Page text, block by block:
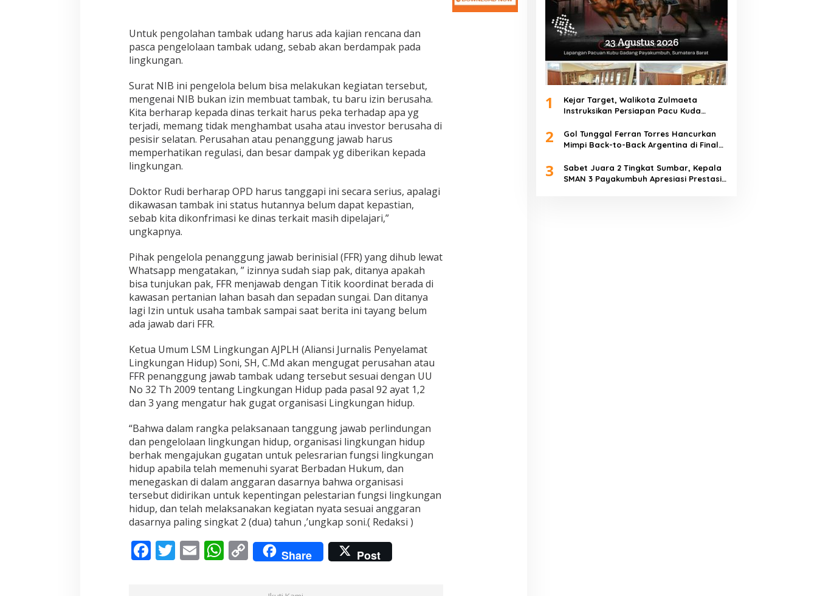
g
u
g
O
l
e
h
L
S
M
g
k
u
n
H
i
d
u
p
Untuk pengolahan tambak udang harus ada kajian rencana dan
pasca pengelolaan tambak udang, sebab akan berdampak pada
lingkungan.
Surat NIB ini pengelola belum bisa melakukan kegiatan tersebut,
mengenai NIB bukan izin membuat tambak, tu baru izin berusaha.
Kita berharap kepada dinas terkait harus peka terhadap apa yg
terjadi, memang tidak menghambat usaha atau investor berusaha di
pesisir selatan. Perusahan atau penanggung jawab harus
memperhatikan regulasi, dan besar dampak yg diberikan kepada
lingkungan.
Doktor Rudi berharap OPD harus tanggapi ini secara serius, apalagi
dikawasan tambak ini status hutannya belum dapat kepastian,
sebab kita dikonfrimasi ke dinas terkait masih dipelajari,”
ungkapnya.
Pihak pengelola penanggung jawab berinisial (FFR) yang dihub lewat
Whatsapp mengatakan, ” izinnya sudah siap pak, ditanya apakah
bisa tunjukan pak, FFR menjawab dengan Titik koordinat berada di
kawasan pertanian lahan basah dan sepadan sungai. Dan ditanya
lagi Izin untuk usaha tambak sampai saat berita ini tayang belum
ada jawab dari FFR.
Ketua Umum LSM Lingkungan AJPLH (Aliansi Jurnalis Penyelamat
Lingkungan Hidup) Soni, SH, C.Md akan mengugat perusahan atau
FFR penanggung jawab tambak udang tersebut sesuai dengan UU
No 32 Th 2009 tentang Lingkungan Hidup pada pasal 92 ayat 1,2
dan 3 yang mengatur hak gugat organisasi Lingkungan hidup.
“Bahwa dalam rangka pelaksanaan tanggung jawab perlindungan
dan pengelolaan lingkungan hidup, organisasi lingkungan hidup
berhak mengajukan gugatan untuk pelesrarian fungsi lingkungan
hidup apabila telah memenuhi syarat Berbadan Hukum, dan
menegaskan di dalam anggaran dasarnya bahwa organisasi
tersebut didirikan untuk kepentingan pelestarian fungsi lingkungan
hidup, dan telah melaksanakan kegiatan nyata sesuai anggaran
dasarnya paling singkat 2 (dua) tahun ,’ungkap soni.( Redaksi )
F T E W C
o
Share Post
1
Kejar Target, Walikota Zulmaeta
Instruksikan Persiapan Pacu Kuda
2
Gol Tunggal Ferran Torres Hancurkan
Mimpi Back-to-Back Argentina di Final
3
Sabet Juara 2 Tingkat Sumbar, Kepala
SMAN 3 Payakumbuh Apresiasi Prestasi